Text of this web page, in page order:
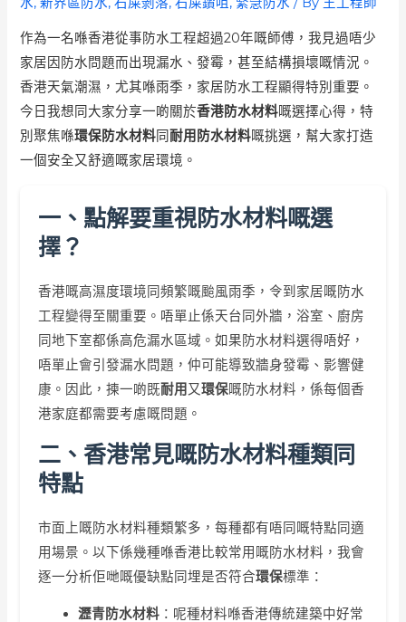
作為一名喺香港從事防水工程超過20年嘅師傅，我見過唔少
家居因防水問題而出現漏水、發霉，甚至結構損壞嘅情況。
香港天氣潮濕，尤其喺雨季，家居防水工程顯得特別重要。
今日我想同大家分享一啲關於香港防水材料嘅選擇心得，特
別聚焦喺環保防水材料同耐用防水材料嘅挑選，幫大家打造
一個安全又舒適嘅家居環境。
一、點解要重視防水材料嘅選
擇？
香港嘅高濕度環境同頻繁嘅颱風雨季，令到家居嘅防水
工程變得至關重要。唔單止係天台同外牆，浴室、廚房
同地下室都係高危漏水區域。如果防水材料選得唔好，
唔單止會引發漏水問題，仲可能導致牆身發霉、影響健
康。因此，揀一啲既耐用 又環保嘅防水材料，係每個香
港家庭都需要考慮嘅問題。
二、香港常見嘅防水材料種類同
特點
市面上嘅防水材料種類繁多，每種都有唔同嘅特點同適
用場景。以下係幾種喺香港比較常用嘅防水材料，我會
逐一分析佢哋嘅優缺點同埋是否符合環保標準：
瀝青防水材料 ：呢種材料喺香港傳統建築中好常